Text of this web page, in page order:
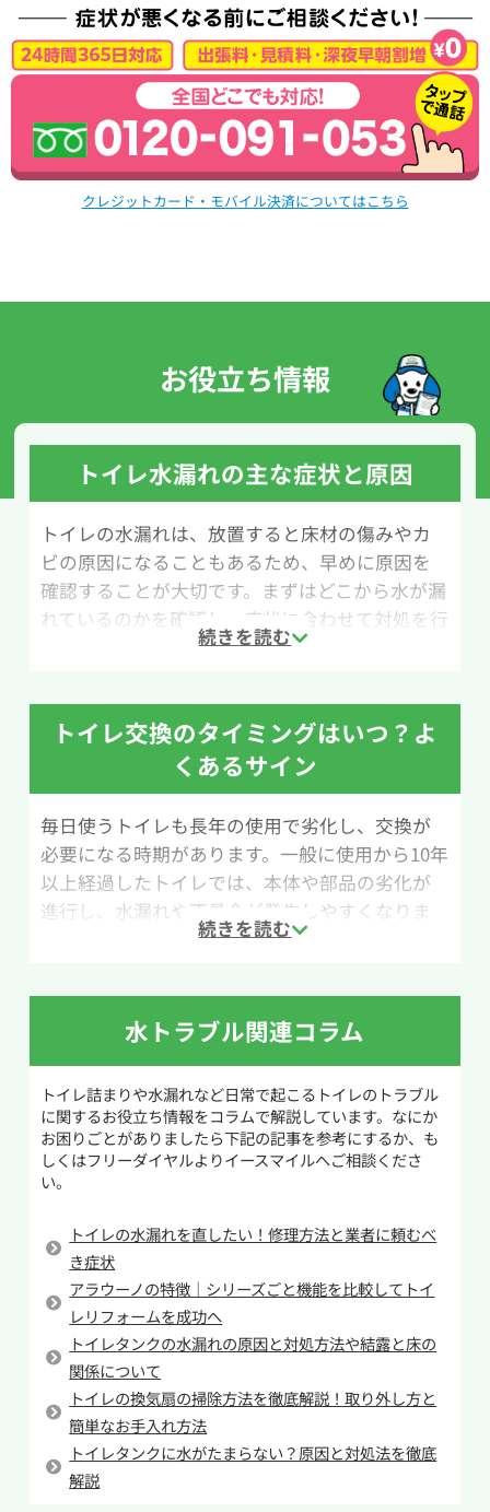
クレジットカード・モバイル決済についてはこちら
お役立ち情報
トイレ水漏れの主な症状と原因
トイレの水漏れは、放置すると床材の傷みやカ
ビの原因になることもあるため、早めに原因を
確認することが大切です。まずはどこから水が漏
れているのかを確認し、症状に合わせて対処を行
と便器の接続部分から水が漏れている」「給水管
の接続部分や止水栓から水が漏れている」「トイ
レと床の間から水が漏れている」といったケース
例えば床に水が溜まっている場合でも、便器の下
から染み出しているのか、給水管から垂れた水な
のかによって原因が異なるため、水漏れの発生場
所を見極めることが重要です。
るパッキンや部品の劣化、給水管の劣化、便器の
ひび割れなどが考えられます。また、トイレは湿
度が高くなりやすいため、タンクや便器に結露
が発生して水滴が落ちているケースもあります。
水漏れに気づいたら、まず周囲を乾いた布で拭
き取り、どこから水が出てくるのかを確認しまし
につなげることができます。
トイレ交換のタイミングはいつ？よ
くあるサイン
毎日使うトイレも長年の使用で劣化し、交換が
必要になる時期があります。一般に使用から10年
以上経過したトイレでは、本体や部品の劣化が
進行し、水漏れや不具合が発生しやすくなりま
す。交換時期のサインは次の通りです。
具合が生じ、水が漏れるケースは交換の重要なサ
インです。水漏れを発見したら早急に対処しまし
ょう。
・便器やタンクのひび割れ：陶器部分にヒビが
入っていると、放置すれば水漏れにつながるため
危険です。便器にひび割れが見つかったら、早め
に新しいトイレへの交換を検討しましょう。
イレでは洗浄口や排水管に汚れが蓄積し、水の
流れが弱くなったり詰まりが起きやすくなりま
す。頻繁に詰まる・流れが悪い場合は経年劣化が
疑われます。
・部品故障が頻発する：レバーの動きが悪い、
水が止まらないなど細かなトラブルが増えてきた
ら交換時期のサインです。修理を繰り返すより新
品に替えた方が結果的に安く済むこともありま
す。特に古いトイレで部品の製造が終了している
場合は、早めの交換が得策でしょう。
水トラブル関連コラム
トイレ詰まりや水漏れなど日常で起こるトイレのトラブル
に関するお役立ち情報をコラムで解説しています。なにか
お困りごとがありましたら下記の記事を参考にするか、も
しくはフリーダイヤルよりイースマイルへご相談くださ
い。
トイレの水漏れを直したい！修理方法と業者に頼むべ
き症状
アラウーノの特徴｜シリーズごと機能を比較してトイ
レリフォームを成功へ
トイレタンクの水漏れの原因と対処方法や結露と床の
関係について
トイレの換気扇の掃除方法を徹底解説！取り外し方と
簡単なお手入れ方法
トイレタンクに水がたまらない？原因と対処法を徹底
解説